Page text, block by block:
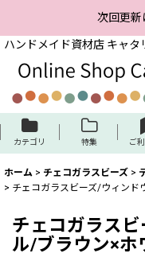
次回更
ハンドメイド資材店 キャタ
カテゴリ 特集 ご
ホーム > チェコガラスビーズ >
> チェコガラスビーズ/ウィンド
チェコガラス
ル/ブラウン×ホ